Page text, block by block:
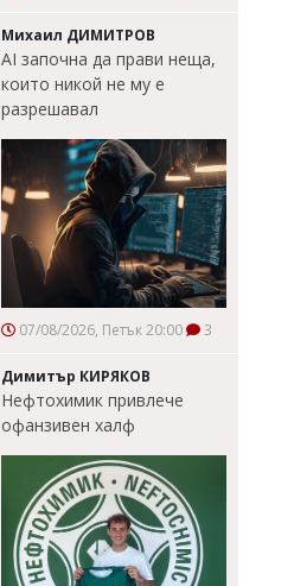
Михаил ДИМИТРОВ
AI започна да прави неща,
които никой не му е
разрешавал
07/08/2026, Петък 20:00 3
Димитър КИРЯКОВ
Нефтохимик привлече
офанзивен халф